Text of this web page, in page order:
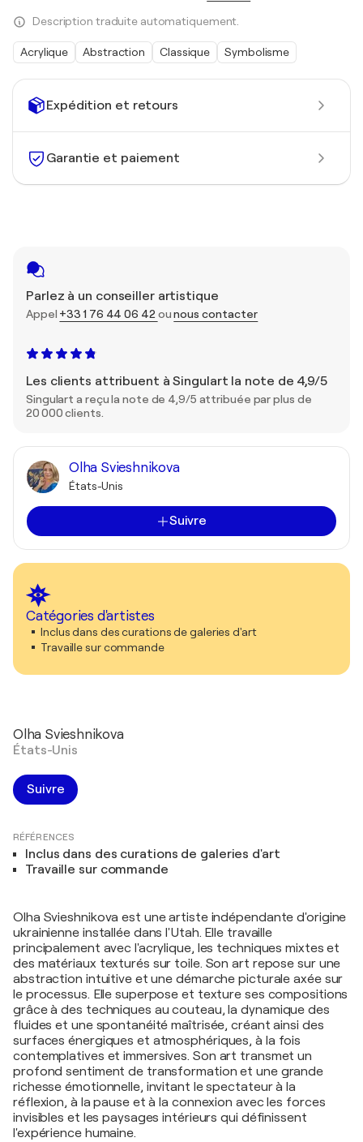
Expédition et retours
Garantie et paiement
Parlez à un conseiller artistique
Appel +33 1 76 44 06 42ounous contacter
Les clients attribuent à Singulart la note de 4,9/5
Singulart a reçu la note de 4,9/5 attribuée par plus de
20 000 clients.
Olha Svieshnikova
États-Unis
Suivre
Catégories d'artistes
Inclus dans des curations de galeries d'art
Travaille sur commande
Description traduite automatiquement.
Acrylique Abstraction Classique Symbolisme
Olha Svieshnikova
États-Unis
Suivre
RÉFÉRENCES
Inclus dans des curations de galeries d'art
Travaille sur commande
Olha Svieshnikova est une artiste indépendante d'origine
ukrainienne installée dans l'Utah. Elle travaille
principalement avec l'acrylique, les techniques mixtes et
des matériaux texturés sur toile. Son art repose sur une
abstraction intuitive et une démarche picturale axée sur
le processus. Elle superpose et texture ses compositions
grâce à des techniques au couteau, la dynamique des
fluides et une spontanéité maîtrisée, créant ainsi des
surfaces énergiques et atmosphériques, à la fois
contemplatives et immersives. Son art transmet un
profond sentiment de transformation et une grande
richesse émotionnelle, invitant le spectateur à la
réflexion, à la pause et à la connexion avec les forces
invisibles et les paysages intérieurs qui définissent
l'expérience humaine.